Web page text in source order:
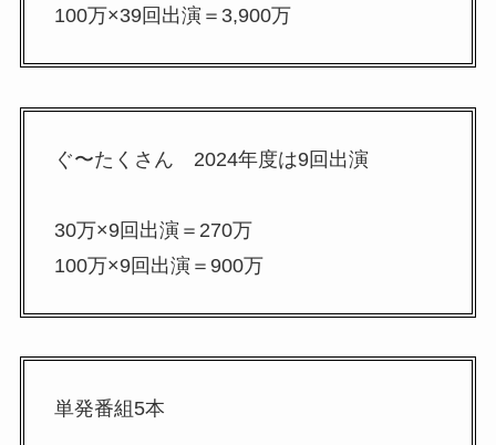
100万×39回出演＝3,900万
ぐ〜たくさん 2024年度は9回出演
30万×9回出演＝270万
100万×9回出演＝900万
単発番組5本